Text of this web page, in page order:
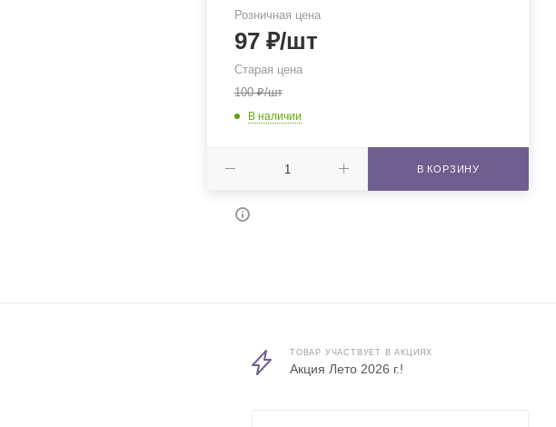
Розничная цена
97₽/шт
Старая цена
100₽/шт
В наличии
В КОРЗИНУ
ТОВАР УЧАСТВУЕТ В АКЦИЯХ
Акция Лето 2026 г.!